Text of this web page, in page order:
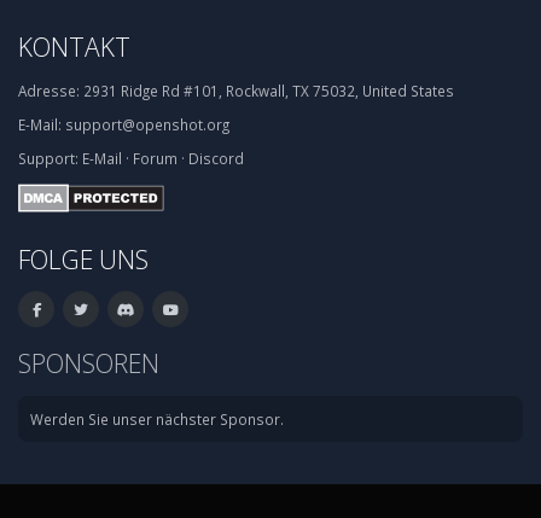
KONTAKT
Adresse: 2931 Ridge Rd #101, Rockwall, TX 75032, United States
E-Mail: support@openshot.org
Support: E-Mail · Forum · Discord
FOLGE UNS
SPONSOREN
Werden Sie unser nächster Sponsor.